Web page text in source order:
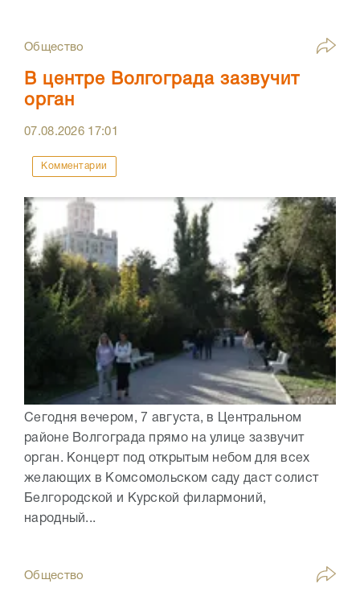
Общество
В центре Волгограда зазвучит
орган
07.08.2026 17:01
Комментарии
Сегодня вечером, 7 августа, в Центральном
районе Волгограда прямо на улице зазвучит
орган. Концерт под открытым небом для всех
желающих в Комсомольском саду даст солист
Белгородской и Курской филармоний,
народный...
Общество